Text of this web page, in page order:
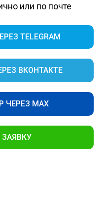
или по почте
TELEGRAM
ВКОНТАКТЕ
ЧЕРЕЗ MAX